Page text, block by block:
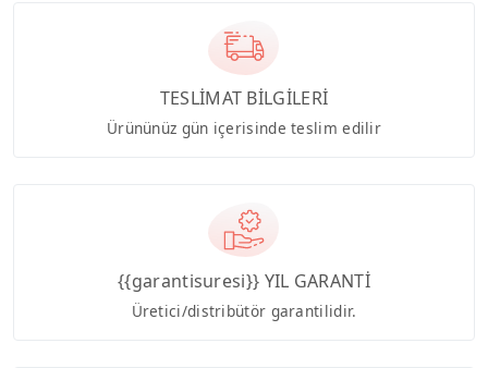
TESLİMAT BİLGİLERİ
Ürününüz gün içerisinde teslim edilir
{{garantisuresi}} YIL GARANTİ
Üretici/distribütör garantilidir.